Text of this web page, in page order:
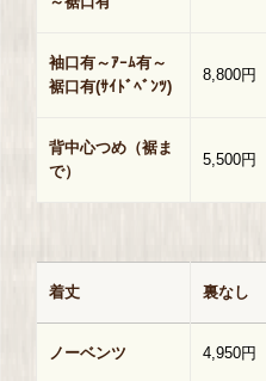
袖口有～ｱｰﾑ有～
裾口有(ｻｲﾄﾞﾍﾞﾝﾂ)
8,800円
背中心つめ（裾ま
で）
5,500円
着丈 裏なし
ノーベンツ 4,950円